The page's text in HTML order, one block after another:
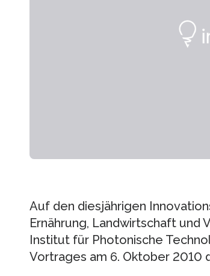
Auf den diesjährigen
Ernährung, Landwirtschaft und
Institut für Photonische
Vortrages am 6. Oktober 2010